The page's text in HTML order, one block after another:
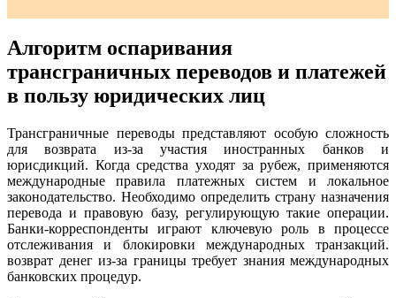
Алгоритм оспаривания
трансграничных переводов и платежей
в пользу юридических лиц
Трансграничные переводы представляют особую сложность
для возврата из-за участия иностранных банков и
юрисдикций. Когда средства уходят за рубеж, применяются
международные правила платежных систем и локальное
законодательство. Необходимо определить страну назначения
перевода и правовую базу, регулирующую такие операции.
Банки-корреспонденты играют ключевую роль в процессе
отслеживания и блокировки международных транзакций.
возврат денег из-за границы требует знания международных
банковских процедур.